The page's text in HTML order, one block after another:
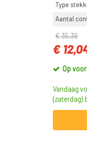
Type
Aantal
€ 35,39
€
Op
Vandaag
(zaterdag)